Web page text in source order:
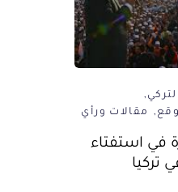
مقالات ورأي
في استفتاء
تركيا